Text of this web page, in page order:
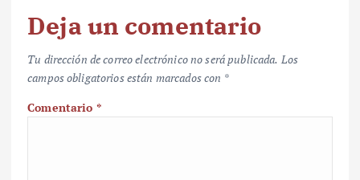
Deja un comentario
Tu dirección de correo electrónico no será publicada. Los
campos obligatorios están marcados con *
Comentario *